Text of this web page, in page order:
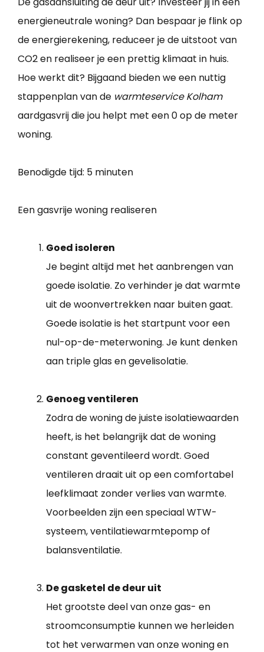
energieneutrale woning? Dan bespaar je flink op
de energierekening, reduceer je de uitstoot van
CO2 en realiseer je een prettig klimaat in huis.
Hoe werkt dit? Bijgaand bieden we een nuttig
stappenplan van de warmteservice Kolham
aardgasvrij die jou helpt met een 0 op de meter
woning.
Benodigde tijd: 5 minuten
Een gasvrije woning realiseren
Goed isoleren
Je begint altijd met het aanbrengen van
goede isolatie. Zo verhinder je dat warmte
uit de woonvertrekken naar buiten gaat.
Goede isolatie is het startpunt voor een
nul-op-de-meterwoning. Je kunt denken
aan triple glas en gevelisolatie.
Genoeg ventileren
Zodra de woning de juiste isolatiewaarden
heeft, is het belangrijk dat de woning
constant geventileerd wordt. Goed
ventileren draait uit op een comfortabel
leefklimaat zonder verlies van warmte.
Voorbeelden zijn een speciaal WTW-
systeem, ventilatiewarmtepomp of
balansventilatie.
De gasketel de deur uit
Het grootste deel van onze gas- en
stroomconsumptie kunnen we herleiden
tot het verwarmen van onze woning en